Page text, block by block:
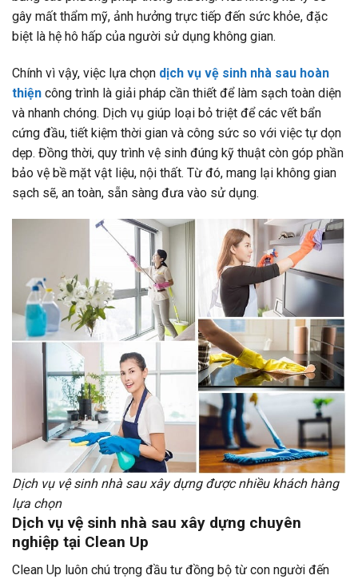
gây mất thẩm mỹ, ảnh hưởng trực tiếp đến sức khỏe, đặc
biệt là hệ hô hấp của người sử dụng không gian.
Chính vì vậy, việc lựa chọn dịch vụ vệ sinh nhà sau hoàn
thiện công trình là giải pháp cần thiết để làm sạch toàn diện
và nhanh chóng. Dịch vụ giúp loại bỏ triệt để các vết bẩn
cứng đầu, tiết kiệm thời gian và công sức so với việc tự dọn
dẹp. Đồng thời, quy trình vệ sinh đúng kỹ thuật còn góp phần
bảo vệ bề mặt vật liệu, nội thất. Từ đó, mang lại không gian
sạch sẽ, an toàn, sẵn sàng đưa vào sử dụng.
Dịch vụ vệ sinh nhà sau xây dựng được nhiều khách hàng
lựa chọn
Dịch vụ vệ sinh nhà sau xây dựng chuyên
nghiệp tại Clean Up
Clean Up luôn chú trọng đầu tư đồng bộ từ con người đến